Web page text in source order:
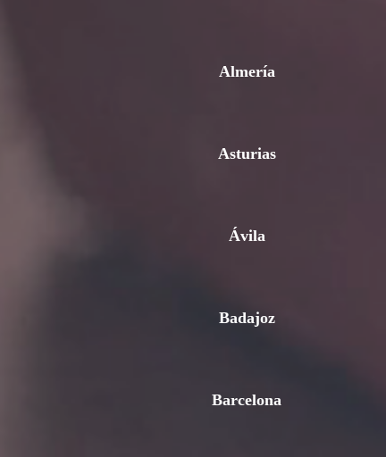
Almería
Asturias
Ávila
Badajoz
Barcelona